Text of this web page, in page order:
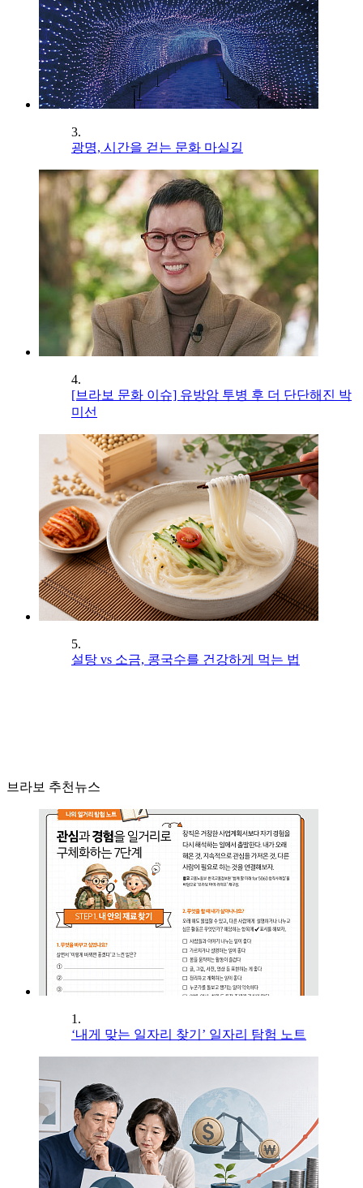
3.
광명, 시간을 걷는 문화 마실길
4.
[브라보 문화 이슈] 유방암 투병 후 더 단단해진 박
미선
5.
설탕 vs 소금, 콩국수를 건강하게 먹는 법
브라보 추천뉴스
1.
‘내게 맞는 일자리 찾기’ 일자리 탐험 노트